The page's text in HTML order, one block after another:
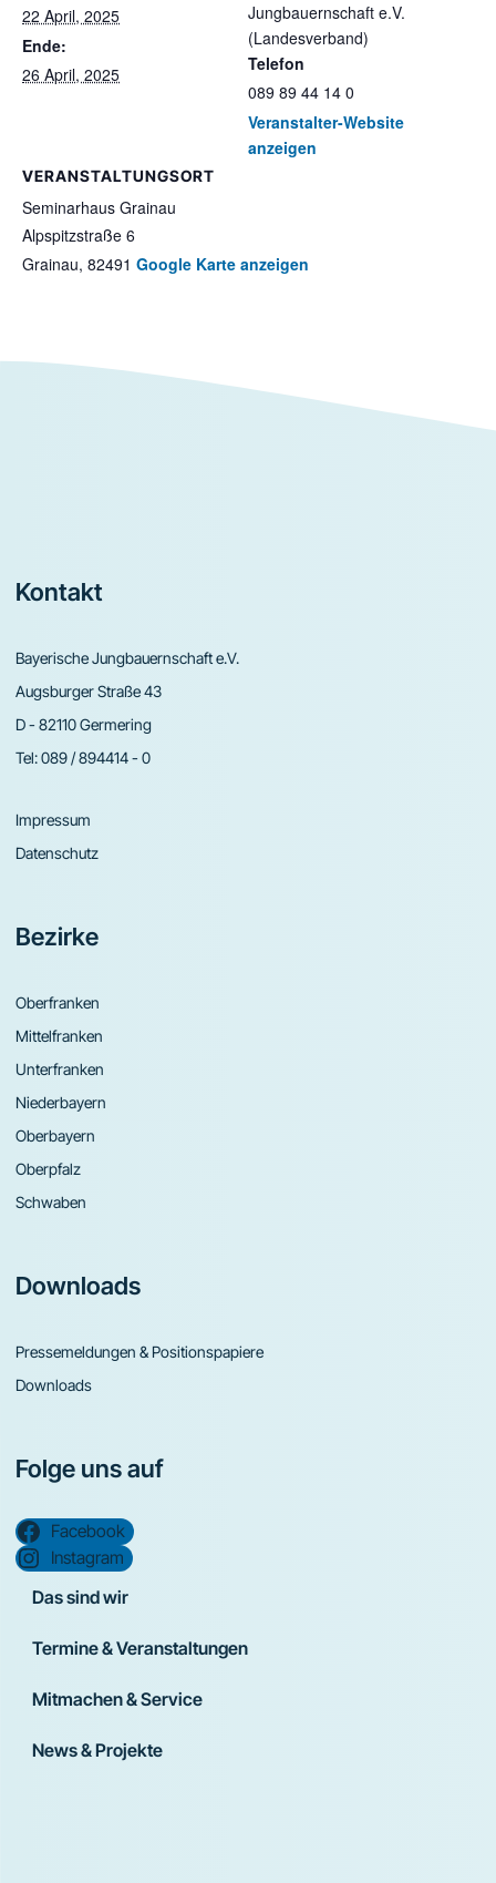
22 April, 2025
Ende:
26 April, 2025
VERANSTALTUNGSORT
Seminarhaus Grainau
Alpspitzstraße 6
Grainau, 82491 Google Karte anzeigen
Jungbauernschaft e.V.
(Landesverband)
Telefon
089 89 44 14 0
Veranstalter-Website
anzeigen
Footer
Kontakt
Bayerische Jungbauernschaft e.V.
Augsburger Straße 43
D - 82110 Germering
Tel:089 / 894414 - 0
Impressum
Datenschutz
Bezirke
Oberfranken
Mittelfranken
Unterfranken
Niederbayern
Oberbayern
Oberpfalz
Schwaben
Downloads
Pressemeldungen & Positionspapiere
Downloads
Folge uns auf
Facebook
Instagram
Das sind wir
Termine & Veranstaltungen
Mitmachen & Service
News & Projekte